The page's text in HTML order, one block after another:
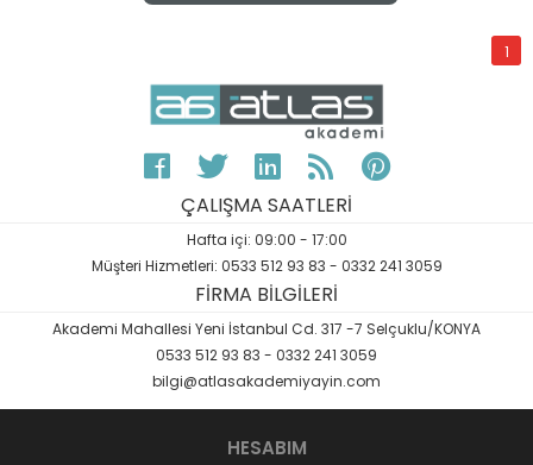
1
ÇALIŞMA SAATLERİ
Hafta içi: 09:00 - 17:00
Müşteri Hizmetleri: 0533 512 93 83 - 0332 241 3059
FİRMA BİLGİLERİ
Akademi Mahallesi Yeni İstanbul Cd. 317 -7 Selçuklu/KONYA
0533 512 93 83 - 0332 241 3059
bilgi@atlasakademiyayin.com
HESABIM